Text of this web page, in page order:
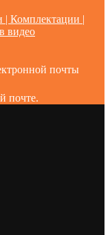
| Комплектации |
видео
почты
почте.